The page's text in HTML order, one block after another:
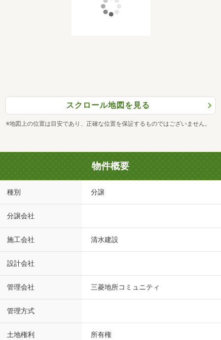
スクロール地図を見る
※地図上の位置は目安であり、正確な位置を保証するものではございません。
物件概要
種別 分譲
分譲会社
施工会社 清水建設
設計会社
管理会社 三菱地所コミュニティ
管理方式
土地権利 所有権